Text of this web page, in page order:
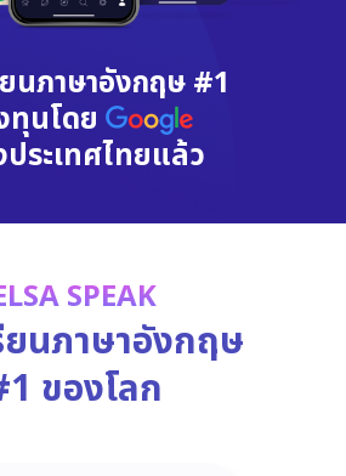
นภาษาอังกฤษ #1
ทุนโดย
ประเทศไทยแล้ว
SPEAK
ยนภาษาอังกฤษ
ของโลก